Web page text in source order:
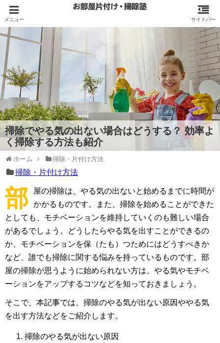
掃除でやる気の出ない場合はどうする？ 効率よ
く掃除する方法も紹介
ホーム 掃除・片付け方法
掃除・片付け方法
部
屋の掃除は、やる気の出ないと始めるまでに時間が
かかるものです。また、掃除を始めることができた
としても、モチベーションを維持していくのも難しい場合
があるでしょう。どうしたらやる気を出すことができるの
か、モチベーションを保（たも）つためにはどうすべきか
など、誰でも掃除に関する悩みを持っているものです。部
屋の掃除が思うように始められない方は、やる気やモチベ
ーションをアップするコツなどを知っておきましょう。
そこで、本記事では、掃除のやる気が出ない原因ややる気
を出す方法などをご紹介します。
掃除のやる気が出ない原因